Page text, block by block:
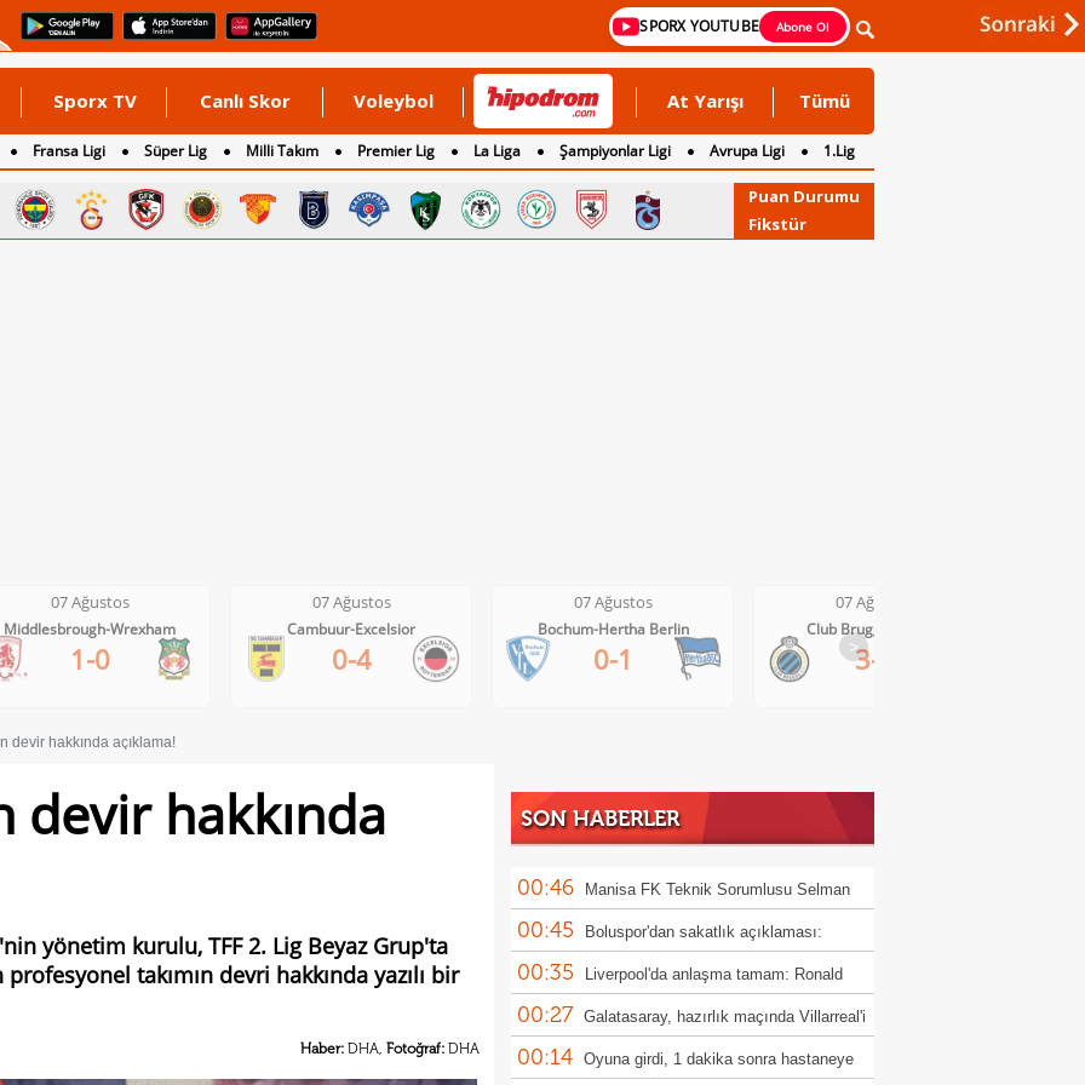
SPORX YOUTUBE Abone Ol
Sporx TV Canlı Skor Voleybol At Yarışı Tümü
Fransa Ligi Süper Lig Milli Takım Premier Lig La Liga Şampiyonlar Ligi Avrupa Ligi
1.Lig
Puan Durumu
Fikstür
07 Ağustos
Cambuur-Excelsior
0-4
07 Ağustos
Bochum-Hertha Berlin
0-1
07 Ağustos
Club Brugge-Kortrijk
3-0
07 Ağustos
Altach-WSG Tirol
3-1
>
devir hakkında açıklama!
devir hakkında
yönetim kurulu, TFF 2. Lig Beyaz Grup'ta
takımın devri hakkında yazılı bir
Haber: DHA, Fotoğraf: DHA
SON HABERLER
00:46 Manisa FK Teknik Sorumlusu Selman
Coşkun'dan galibiyet yorumu
00:45 Boluspor'dan sakatlık açıklaması:
"Fibula kemiği kırıldı"
00:35 Liverpool'da anlaşma tamam: Ronald
Araujo
00:27 Galatasaray, hazırlık maçında Villarreal'i
konuk edecek
00:14 Oyuna girdi, 1 dakika sonra hastaneye